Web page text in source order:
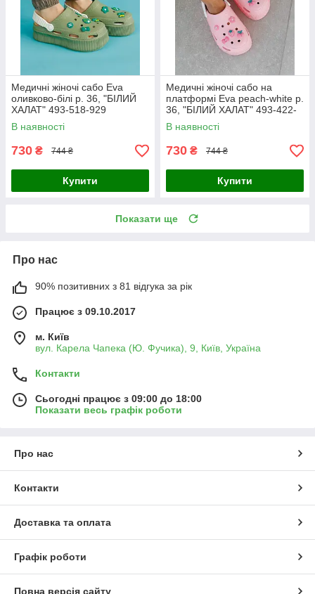
Медичні жіночі сабо Eva
оливково-білі р. 36, "БІЛИЙ
ХАЛАТ" 493-518-929
В наявності
730 ₴ 744 ₴
Купити
Медичні жіночі сабо на
платформі Eva peach-white р.
36, "БІЛИЙ ХАЛАТ" 493-422-
929
В наявності
730 ₴ 744 ₴
Купити
Показати ще
Про нас
90% позитивних з 81 відгука за рік
Працює з 09.10.2017
м. Київ
вул. Карела Чапека (Ю. Фучика), 9, Київ, Україна
Контакти
Сьогодні працює з 09:00 до 18:00
Показати весь графік роботи
Про нас
Контакти
Доставка та оплата
Графік роботи
Повна версія сайту